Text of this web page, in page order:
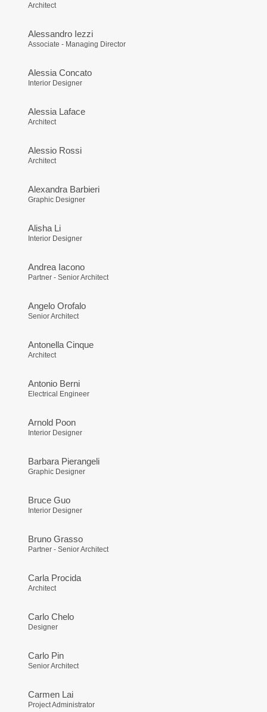
Architect
Alessandro Iezzi
Associate - Managing Director
Alessia Concato
Interior Designer
Alessia Laface
Architect
Alessio Rossi
Architect
Alexandra Barbieri
Graphic Designer
Alisha Li
Interior Designer
Andrea Iacono
Partner - Senior Architect
Angelo Orofalo
Senior Architect
Antonella Cinque
Architect
Antonio Berni
Electrical Engineer
Arnold Poon
Interior Designer
Barbara Pierangeli
Graphic Designer
Bruce Guo
Interior Designer
Bruno Grasso
Partner - Senior Architect
Carla Procida
Architect
Carlo Chelo
Designer
Carlo Pin
Senior Architect
Carmen Lai
Project Administrator